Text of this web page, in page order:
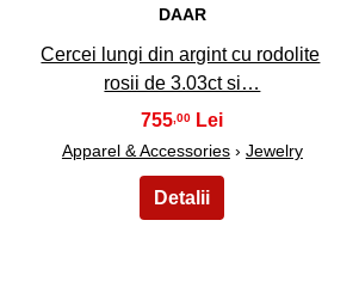
DAAR
Cercei lungi din argint cu rodolite
rosii de 3.03ct si…
755 ,00
Apparel & Accessories› Jewelry